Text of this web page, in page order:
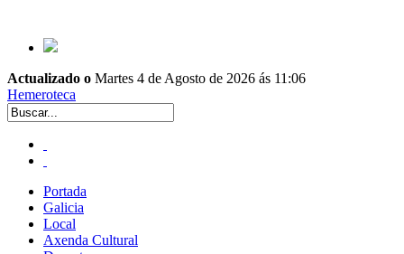
Actualizado o Martes 4 de Agosto de 2026 ás 11:06
Hemeroteca
Portada
Galicia
Local
Axenda Cultural